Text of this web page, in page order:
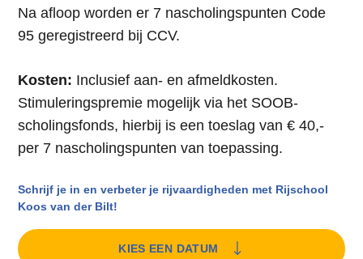
Na afloop worden er 7 nascholingspunten Code
95 geregistreerd bij CCV.
Kosten: Inclusief aan- en afmeldkosten.
Stimuleringspremie mogelijk via het SOOB-
scholingsfonds, hierbij is een toeslag van € 40,-
per 7 nascholingspunten van toepassing.
Schrijf je in en verbeter je rijvaardigheden met Rijschool
Koos van der Bilt!
KIES EEN DATUM